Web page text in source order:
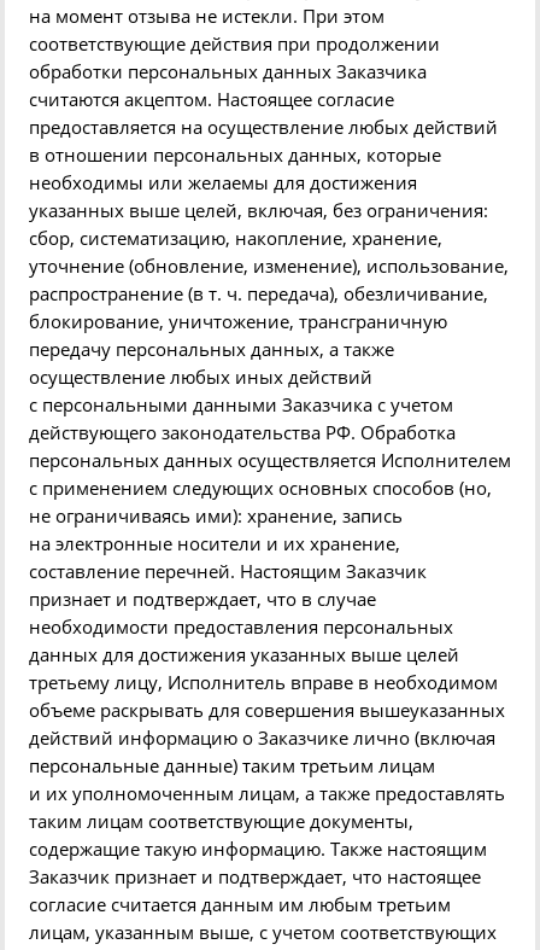
на момент отзыва не истекли. При этом
соответствующие действия при продолжении
обработки персональных данных Заказчика
считаются акцептом. Настоящее согласие
предоставляется на осуществление любых действий
в отношении персональных данных, которые
необходимы или желаемы для достижения
указанных выше целей, включая, без ограничения:
сбор, систематизацию, накопление, хранение,
уточнение (обновление, изменение), использование,
распространение (в т. ч. передача), обезличивание,
блокирование, уничтожение, трансграничную
передачу персональных данных, а также
осуществление любых иных действий
с персональными данными Заказчика с учетом
действующего законодательства РФ. Обработка
персональных данных осуществляется Исполнителем
с применением следующих основных способов (но,
не ограничиваясь ими): хранение, запись
на электронные носители и их хранение,
составление перечней. Настоящим Заказчик
признает и подтверждает, что в случае
необходимости предоставления персональных
данных для достижения указанных выше целей
третьему лицу, Исполнитель вправе в необходимом
объеме раскрывать для совершения вышеуказанных
действий информацию о Заказчике лично (включая
персональные данные) таким третьим лицам
и их уполномоченным лицам, а также предоставлять
таким лицам соответствующие документы,
содержащие такую информацию. Также настоящим
Заказчик признает и подтверждает, что настоящее
согласие считается данным им любым третьим
лицам, указанным выше, с учетом соответствующих